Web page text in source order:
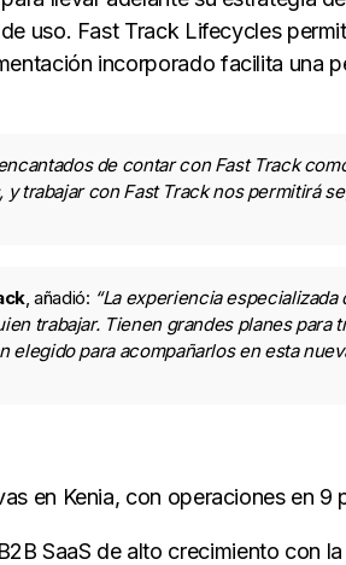
uso. Fast Track Lifecycles
incorporado facilita una
de contar con Fast Track
trabajar con Fast Track nos permitirá
, añadió: “La experiencia
trabajar. Tienen grandes planes para
para acompañarlos en esta
en Kenia, con operaciones en
SaaS de alto crecimiento con